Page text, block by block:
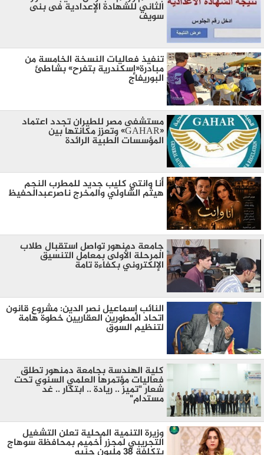
الثاني للشهادة الإعدادية فى بنى
سويف
تنفيذ فعاليات النسخة الخامسة من
مبادرة«إسكندرية بتفرح» بشاطئ
البوريفاج
مستشفى مصر للطيران تجدد اعتماد
«GAHAR» وتعزز مكانتها بين
المؤسسات الطبية الرائدة
أنا وانتي كليب جديد للمطرب النجم
هيثم الشاولي والمخرج ناصرعبدالحفيظ
جامعة دمنهور تواصل استقبال طلاب
المرحلة الأولى بمعامل التنسيق
الإلكتروني بكفاءة تامة
النائب إسماعيل نصر الدين: مشروع قانون
اتحاد المطورين العقاريين خطوة هامة
لتنظيم السوق
كلية الهندسة بجامعة دمنهور تطلق
فعاليات مؤتمرها العلمي السنوي تحت
شعار "تميز .. ريادة .. ابتكار .. غد
مستدام"
وزيرة التنمية المحلية تعلن التشغيل
التجريبي لمجزر أخميم بمحافظة سوهاج